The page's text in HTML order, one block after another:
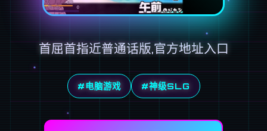
首屈首指近普通话版,官方地址入口
#电脑游戏 #神级SLG